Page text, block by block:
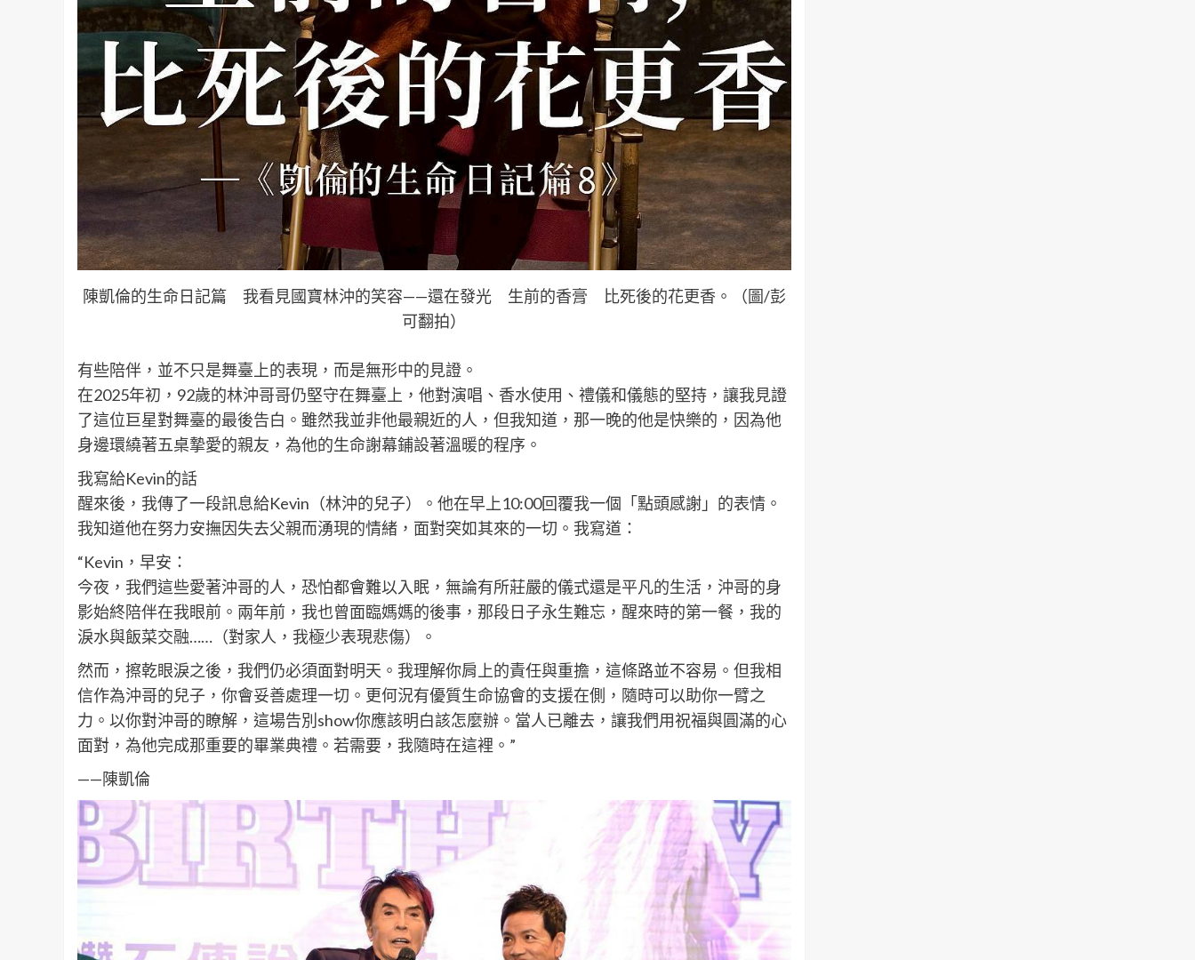
陳凱倫的生命日記篇 我看見國寶林沖的笑容——還在發光 生前的香膏 比死後的花更香。（圖/彭
可翻拍）
有些陪伴，並不只是舞臺上的表現，而是無形中的見證。
在2025年初，92歲的林沖哥哥仍堅守在舞臺上，他對演唱、香水使用、禮儀和儀態的堅持，讓我見證
了這位巨星對舞臺的最後告白。雖然我並非他最親近的人，但我知道，那一晚的他是快樂的，因為他
身邊環繞著五桌摯愛的親友，為他的生命謝幕鋪設著溫暖的程序。
我寫給Kevin的話
醒來後，我傳了一段訊息給Kevin（林沖的兒子）。他在早上10:00回覆我一個「點頭感謝」的表情。
我知道他在努力安撫因失去父親而湧現的情緒，面對突如其來的一切。我寫道：
“Kevin，早安：
今夜，我們這些愛著沖哥的人，恐怕都會難以入眠，無論有所莊嚴的儀式還是平凡的生活，沖哥的身
影始終陪伴在我眼前。兩年前，我也曾面臨媽媽的後事，那段日子永生難忘，醒來時的第一餐，我的
淚水與飯菜交融……（對家人，我極少表現悲傷）。
然而，擦乾眼淚之後，我們仍必須面對明天。我理解你肩上的責任與重擔，這條路並不容易。但我相
信作為沖哥的兒子，你會妥善處理一切。更何況有優質生命協會的支援在側，隨時可以助你一臂之
力。以你對沖哥的瞭解，這場告別show你應該明白該怎麼辦。當人已離去，讓我們用祝福與圓滿的心
面對，為他完成那重要的畢業典禮。若需要，我隨時在這裡。”
——陳凱倫